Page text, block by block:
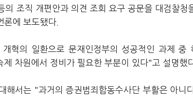
조직 개편안과 의견 조회 요구 공문을 대검찰청
에 보도됐다.
혁의 일환으로 문재인정부의 성공적인 과제 중
차원에서 정비가 필요한 부분이 있다"고 설명했
해서는 "과거의 증권범죄합동수사단 부활은 아니